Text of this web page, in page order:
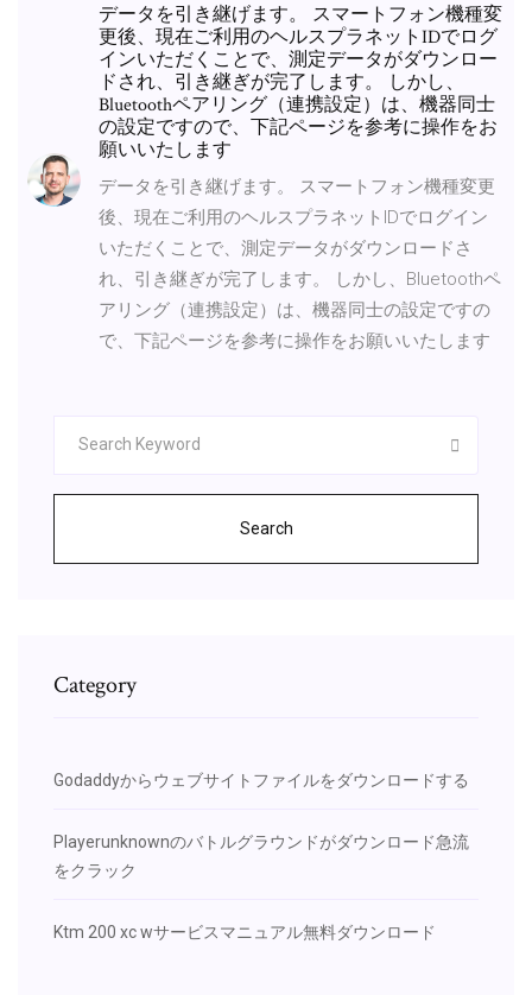
データを引き継げます。 スマートフォン機種変
更後、現在ご利用のヘルスプラネットIDでログ
インいただくことで、測定データがダウンロー
ドされ、引き継ぎが完了します。 しかし、
Bluetoothペアリング（連携設定）は、機器同士
の設定ですので、下記ページを参考に操作をお
願いいたします
データを引き継げます。 スマートフォン機種変更
後、現在ご利用のヘルスプラネットIDでログイン
いただくことで、測定データがダウンロードさ
れ、引き継ぎが完了します。 しかし、Bluetoothペ
アリング（連携設定）は、機器同士の設定ですの
で、下記ページを参考に操作をお願いいたします
Search
Category
Godaddyからウェブサイトファイルをダウンロードする
Playerunknownのバトルグラウンドがダウンロード急流
をクラック
Ktm 200 xc wサービスマニュアル無料ダウンロード